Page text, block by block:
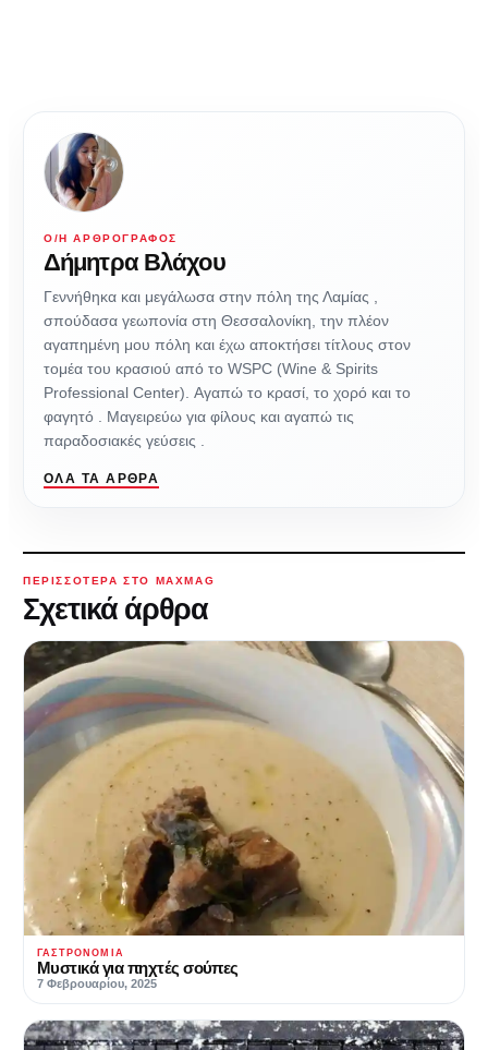
Ο/Η ΑΡΘΡΟΓΡΆΦΟΣ
Δήμητρα Βλάχου
Γεννήθηκα και μεγάλωσα στην πόλη της Λαμίας ,
σπούδασα γεωπονία στη Θεσσαλονίκη, την πλέον
αγαπημένη μου πόλη και έχω αποκτήσει τίτλους στον
τομέα του κρασιού από το WSPC (Wine & Spirits
Professional Center). Αγαπώ το κρασί, το χορό και το
φαγητό . Μαγειρεύω για φίλους και αγαπώ τις
παραδοσιακές γεύσεις .
ΌΛΑ ΤΑ ΆΡΘΡΑ
ΠΕΡΙΣΣΌΤΕΡΑ ΣΤΟ MAXMAG
Σχετικά άρθρα
ΓΑΣΤΡΟΝΟΜΊΑ
Μυστικά για πηχτές σούπες
7 Φεβρουαρίου, 2025